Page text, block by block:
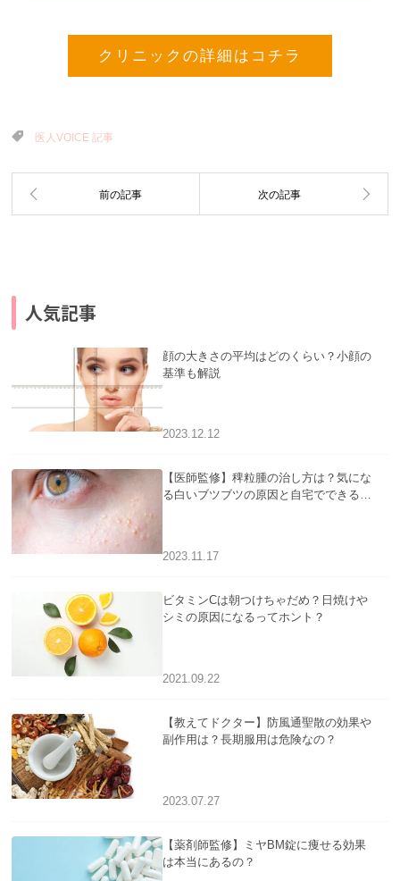
クリニックの詳細はコチラ
医人VOICE 記事
人気記事
顔の大きさの平均はどのくらい？小顔の
基準も解説
2023.12.12
【医師監修】稗粒腫の治し方は？気にな
る白いブツブツの原因と自宅でできるケ
2023.11.17
ビタミンCは朝つけちゃだめ？日焼けや
シミの原因になるってホント？
2021.09.22
【教えてドクター】防風通聖散の効果や
副作用は？長期服用は危険なの？
2023.07.27
【薬剤師監修】ミヤBM錠に痩せる効果
は本当にあるの？